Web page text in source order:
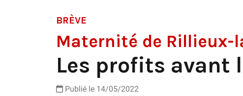
BRÈVE
Maternité de Rillieux-
Les profits avant
Publié le 14/05/2022